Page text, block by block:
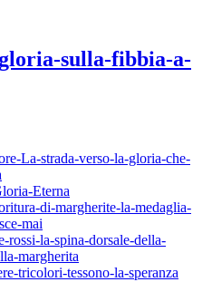
sulla-fibbia-a-
La-strada-verso-la-gloria-che-
Eterna
di-margherite-la-medaglia-
mai
la-spina-dorsale-della-
margherita
tricolori-tessono-la-speranza